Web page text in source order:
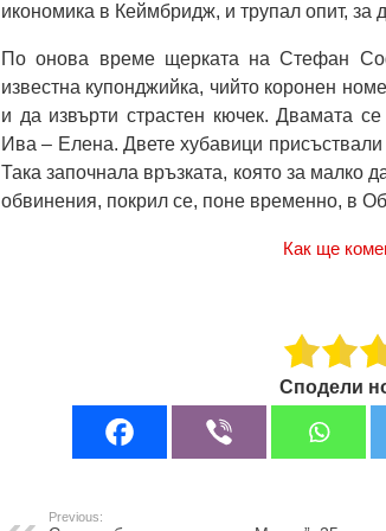
икономика в Кеймбридж, и трупал опит, за
По онова време щерката на Стефан
известна купонджийка, чийто коронен
и да извърти страстен кючек. Двамата
Ива – Елена. Двете хубавици
Така започнала връзката, която за малко
обвинения, покрил се, поне временно, в
Как ще
Сподели
Previous: